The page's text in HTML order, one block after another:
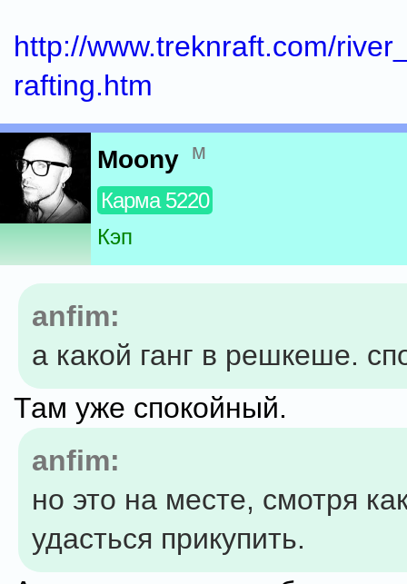
http://www.treknraft.com/
rafting.htm
Moony м
Карма 5220
Кэп
anfim:
а какой ганг в решкеше.
Там уже спокойный.
anfim:
но это на месте, смотря
удасться прикупить.